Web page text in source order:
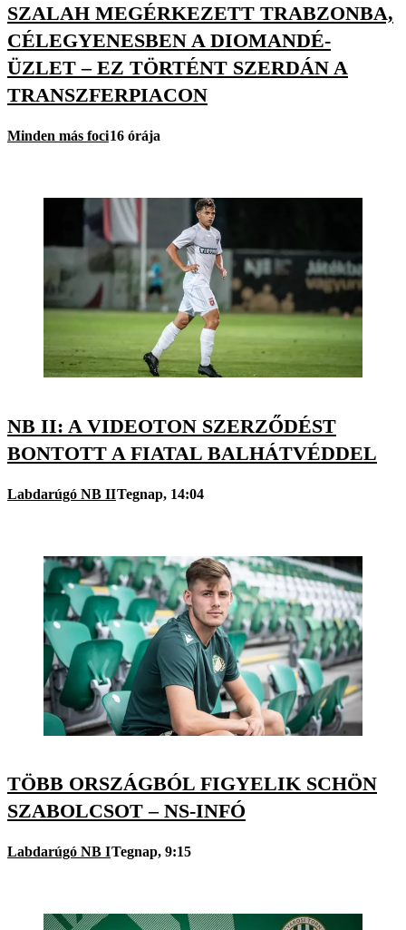
SZALAH MEGÉRKEZETT TRABZONBA,
CÉLEGYENESBEN A DIOMANDÉ-
ÜZLET – EZ TÖRTÉNT SZERDÁN A
TRANSZFERPIACON
Minden más foci16 órája
NB II: A VIDEOTON SZERZŐDÉST
BONTOTT A FIATAL BALHÁTVÉDDEL
Labdarúgó NB IITegnap, 14:04
TÖBB ORSZÁGBÓL FIGYELIK SCHÖN
SZABOLCSOT – NS-INFÓ
Labdarúgó NB ITegnap, 9:15